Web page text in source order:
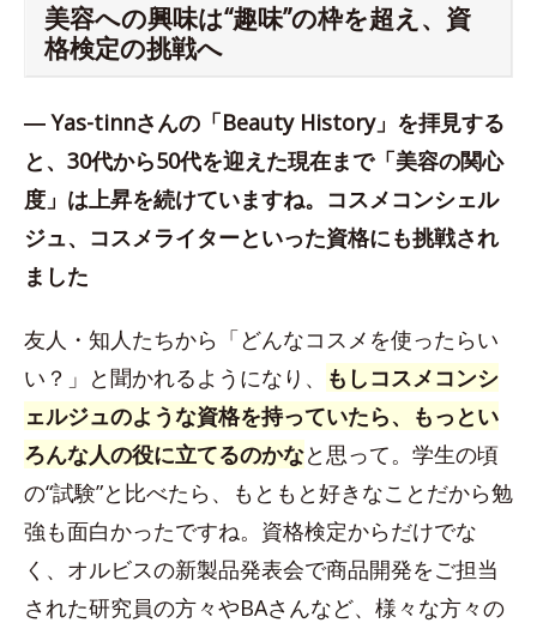
美容への興味は“趣味”の枠を超え、資
格検定の挑戦へ
― Yas-tinnさんの「Beauty History」を拝見する
と、30代から50代を迎えた現在まで「美容の関心
度」は上昇を続けていますね。コスメコンシェル
ジュ、コスメライターといった資格にも挑戦され
ました
友人・知人たちから「どんなコスメを使ったらい
い？」と聞かれるようになり、
もしコスメコンシ
ェルジュのような資格を持っていたら、もっとい
ろんな人の役に立てるのかなと思って。学生の頃
の“試験”と比べたら、もともと好きなことだから勉
強も面白かったですね。資格検定からだけでな
く、オルビスの新製品発表会で商品開発をご担当
された研究員の方々やBAさんなど、様々な方々の